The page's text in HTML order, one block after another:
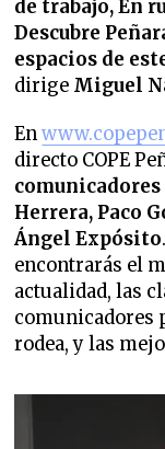
de trabajo, En
Descubre
espacios de
dirige Miguel
En
directo COPE
Herrera, Paco
Ángel Expósito
encontrarás el
actualidad, las
comunicadores
rodea, y las